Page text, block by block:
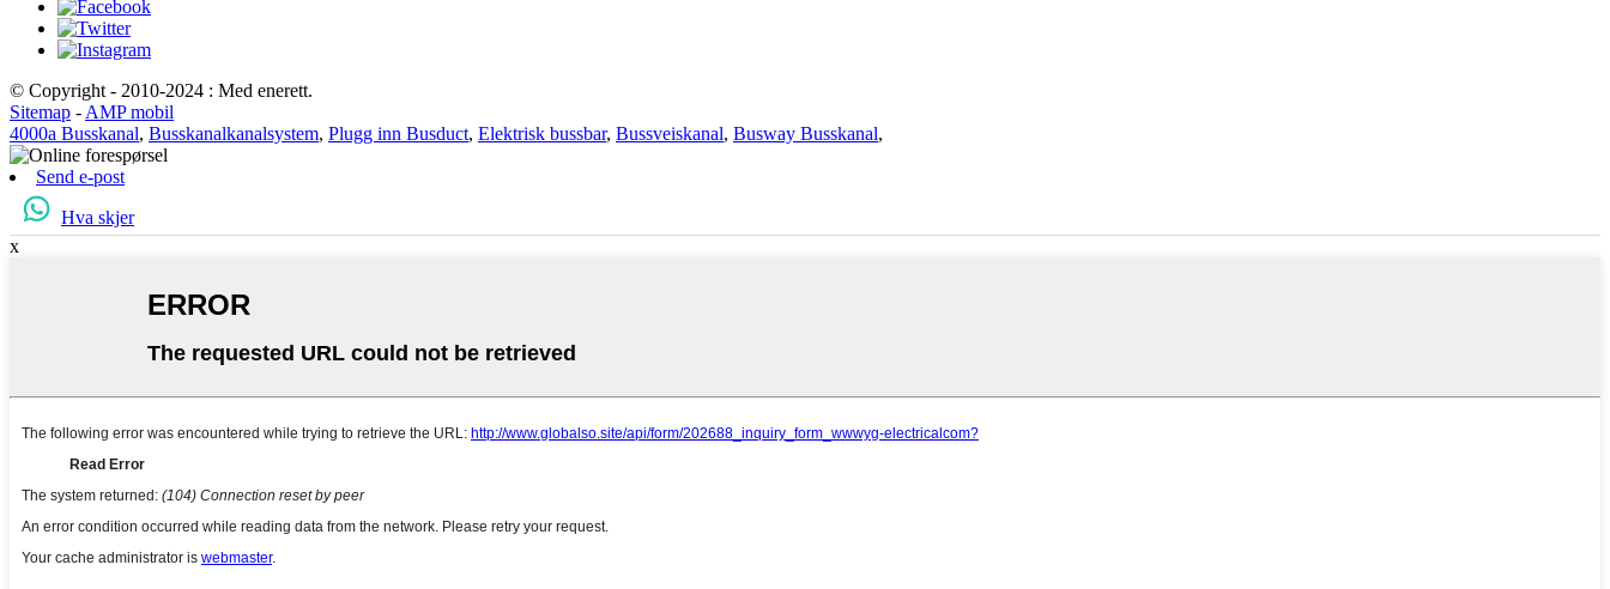
© Copyright - 2010-2024 : Med enerett.
Sitemap - AMP mobil
4000a Busskanal, Busskanalkanalsystem, Plugg inn Busduct, Elektrisk bussbar, Bussveiskanal, Busway Busskanal,
Send e-post
Hva skjer
x